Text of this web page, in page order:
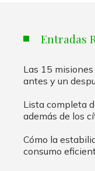
Entradas
Las 15
antes y un
Lista completa
además de los
Cómo la
consumo